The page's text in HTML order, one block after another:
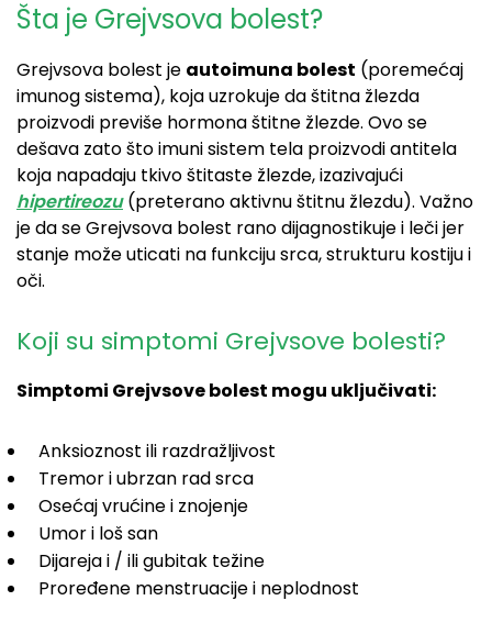
Šta je Grejvsova bolest?
Grejvsova bolest je autoimuna bolest (poremećaj
imunog sistema), koja uzrokuje da štitna žlezda
proizvodi previše hormona štitne žlezde. Ovo se
dešava zato što imuni sistem tela proizvodi antitela
koja napadaju tkivo štitaste žlezde, izazivajući
hipertireozu(preterano aktivnu štitnu žlezdu). Važno
je da se Grejvsova bolest rano dijagnostikuje i leči jer
stanje može uticati na funkciju srca, strukturu kostiju i
oči.
Koji su simptomi Grejvsove bolesti?
Simptomi Grejvsove bolest mogu uključivati:
Anksioznost ili razdražljivost
Tremor i ubrzan rad srca
Osećaj vrućine i znojenje
Umor i loš san
Dijareja i / ili gubitak težine
Proređene menstruacije i neplodnost